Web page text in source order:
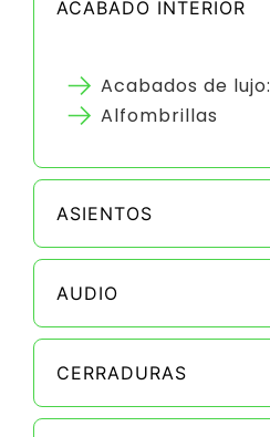
ACABADO INTERIOR
Acabados de lujo:
Alfombrillas
ASIENTOS
AUDIO
CERRADURAS